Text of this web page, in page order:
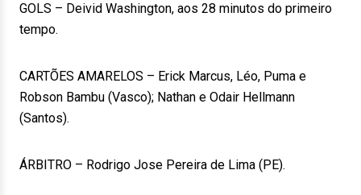
GOLS – Deivid Washington, aos 28 minutos do primeiro
tempo.
CARTÕES AMARELOS – Erick Marcus, Léo, Puma e
Robson Bambu (Vasco); Nathan e Odair Hellmann
(Santos).
ÁRBITRO – Rodrigo Jose Pereira de Lima (PE).